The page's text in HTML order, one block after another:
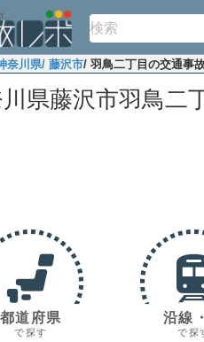
奈川県/ 藤沢市/ 羽鳥二丁目の交通事
県藤沢市羽鳥二
都道府県
で探す
沿線
で探